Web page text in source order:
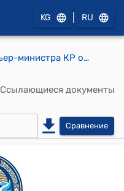
KG RU
Распоряжение Премьер-министра КР от 3 августа 2011 года № 378 "О Токторалиеве Б.А."
Ссылающиеся документы
Сравнение